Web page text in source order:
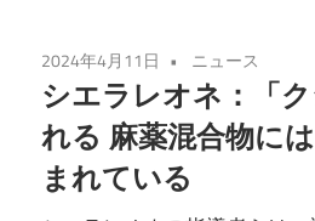
2024年4月11日 ニュース
シエラレオネ：「
れる 麻薬混合物に
まれている